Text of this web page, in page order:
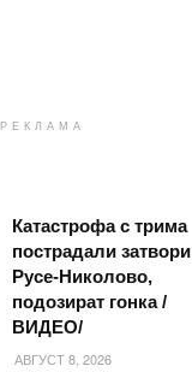
РЕКЛАМА
Катастрофа с трима
пострадали затвори
Русе-Николово,
подозират гонка /
ВИДЕО/
АВГУСТ 8, 2026